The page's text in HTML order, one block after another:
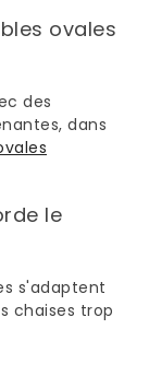
ovales
des
dans
le
s'adaptent
chaises trop